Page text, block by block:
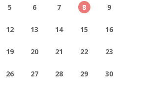
5 6 7 8 9
12 13 14 15 16
19 20 21 22 23
26 27 28 29 30